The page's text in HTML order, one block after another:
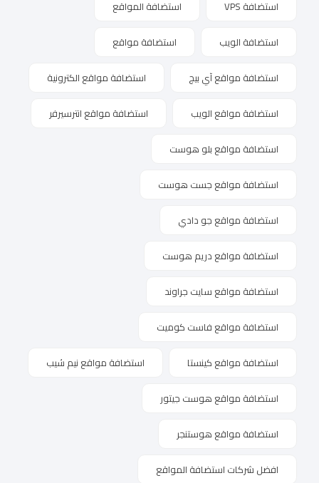
استضافة VPS استضافة المواقع
استضافة الويب استضافة مواقع
استضافة مواقع آي بيج استضافة مواقع الكترونية
استضافة مواقع الويب استضافة مواقع انترسيرفر
استضافة مواقع بلو هوست
استضافة مواقع جست هوست
استضافة مواقع جو دادي
استضافة مواقع دريم هوست
استضافة مواقع سايت جراوند
استضافة مواقع فاست كوميت
استضافة مواقع كينستا استضافة مواقع نيم شيب
استضافة مواقع هوست جيتور
استضافة مواقع هوستنجر
افضل شركات استضافة المواقع